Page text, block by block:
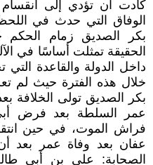
كادت أن تؤدي إلى انقسام
الوفاق التي حدث في
بكر الصديق زمام الحكم
الحقيقة تمثلت أساسًا في
داخل الدولة والقاعدة التي
خلال هذه الفترة حيث لم
بكر الصديق تولى الخلافة
عمر السلطة بعد فرض
فراش الموت، في حين
عفان بعد وفاة عمر بعد
الصحابة: علي بن أبي